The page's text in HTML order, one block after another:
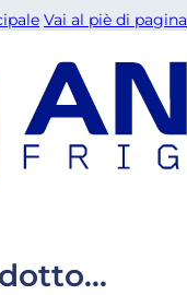
Vai al piè di pagina